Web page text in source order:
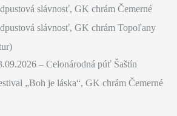
slávnosť, GK chrám Čemerné
slávnosť, GK chrám Topoľany
– Celonárodná púť Šaštín
„Boh je láska“, GK chrám Čemerné